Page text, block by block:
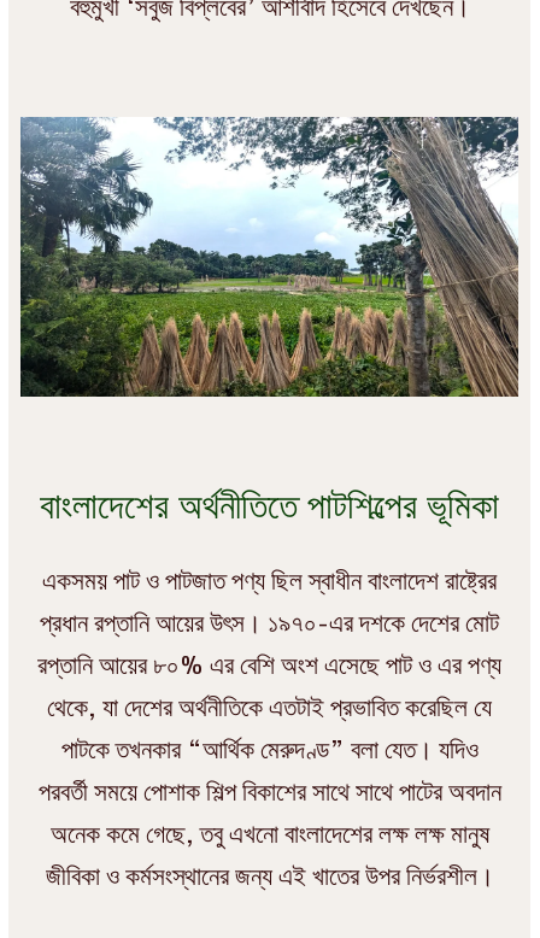
বাংলাদেশের অর্থনীতিতে পাটশিল্পের ভূমিকা
একসময় পাট ও পাটজাত পণ্য ছিল স্বাধীন বাংলাদেশ রাষ্ট্রের
প্রধান রপ্তানি আয়ের উৎস। ১৯৭০-এর দশকে দেশের মোট
রপ্তানি আয়ের ৮০% এর বেশি অংশ এসেছে পাট ও এর পণ্য
থেকে, যা দেশের অর্থনীতিকে এতটাই প্রভাবিত করেছিল যে
পাটকে তখনকার “আর্থিক মেরুদণ্ড” বলা যেত। যদিও
পরবর্তী সময়ে পোশাক শিল্প বিকাশের সাথে সাথে পাটের অবদান
অনেক কমে গেছে, তবু এখনো বাংলাদেশের লক্ষ লক্ষ মানুষ
জীবিকা ও কর্মসংস্থানের জন্য এই খাতের উপর নির্ভরশীল।